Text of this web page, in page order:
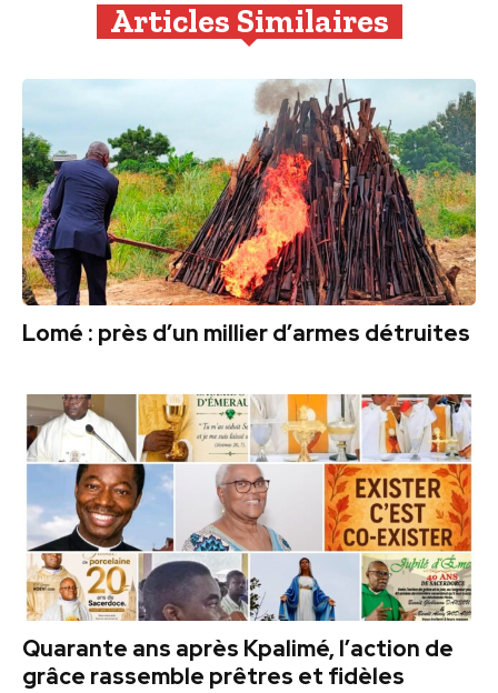
Articles Similaires
Lomé : près d’un millier d’armes détruites
Quarante ans après Kpalimé, l’action de
grâce rassemble prêtres et fidèles